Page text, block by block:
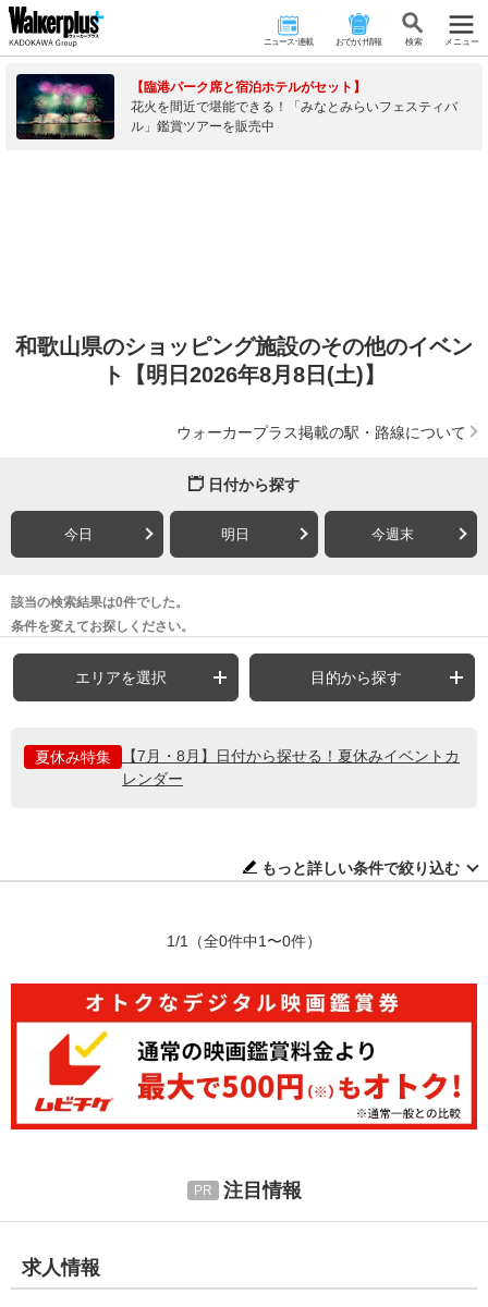
ニュース･連載 おでかけ情報 検 索 メニュー
【臨港パーク席と宿泊ホテルがセット】
花火を間近で堪能できる！「みなとみらいフェスティバ
ル」鑑賞ツアーを販売中
和歌山県のショッピング施設のその他のイベン
ト【明日2026年8月8日(土)】
ウォーカープラス掲載の駅・路線について
日付から探す
今日 明日 今週末
該当の検索結果は0件でした。
条件を変えてお探しください。
エリアを選択 目的から探す
夏休み特集
【7月・8月】日付から探せる！夏休みイベントカ
レンダー
もっと詳しい条件で絞り込む
1/1 （全0件中1〜0件）
注目情報
求人情報